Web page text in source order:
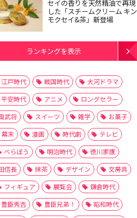
セイの香りを天然精油で再現
した「スチームクリーム キン
モクセイ&茶」新登場
ランキングを表示
江戸時代 戦国時代
大河ドラマ
平安時代
アニメ
ロングセラー
武将
スイーツ 雑学
お菓子
幕末
漫画 時代劇
テレビ
べらぼう
明治時代
徳川家康
信長
抹茶 デザイン
文房具
フィギュア
展覧会
鎌倉時代
豊臣秀吉
豊臣兄弟！
昭和時代